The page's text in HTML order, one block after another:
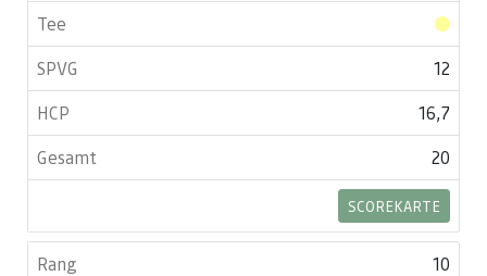
12
16,7
20
SCOREKARTE
10